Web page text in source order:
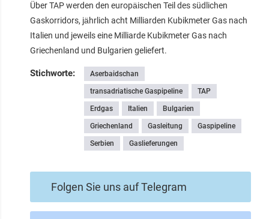
Über TAP werden den europäischen Teil des südlichen
Gaskorridors, jährlich acht Milliarden Kubikmeter Gas nach
Italien und jeweils eine Milliarde Kubikmeter Gas nach
Griechenland und Bulgarien geliefert.
Stichworte: Aserbaidschan
transadriatische Gaspipeline TAP
Erdgas Italien Bulgarien
Griechenland Gasleitung Gaspipeline
Serbien Gaslieferungen
Folgen Sie uns auf Telegram